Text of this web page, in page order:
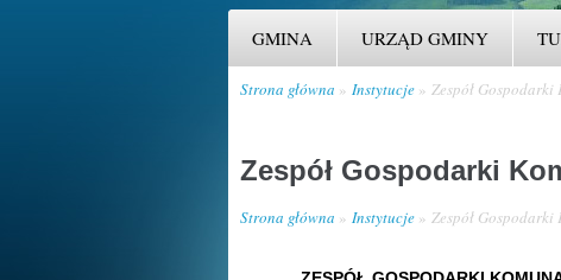
GMINA URZĄD GMINY
Strona główna Instytucje Zespół
Zespół Gospodarki
Strona główna Instytucje Zespół